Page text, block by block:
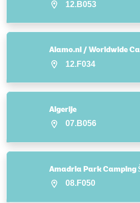
12.B053
Alamo.nl / Worldwide
12.F034
Algerije
07.B056
Amadria Park Camping
08.F050